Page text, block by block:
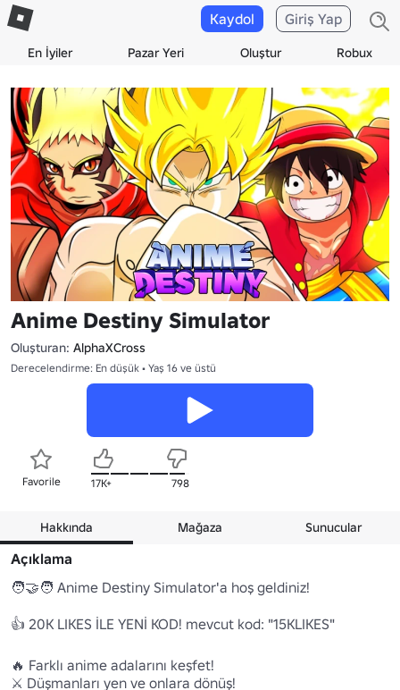
En İyiler Pazar Yeri Oluştur Robux
Kaydol Giriş Yap
Anime Destiny Simulator
Oluşturan: AlphaXCross
Derecelendirme: En düşük • Yaş 16 ve üstü
Favorile 17K+ 798
Hakkında Mağaza Sunucular
Açıklama
🧑‍🤝‍🧑 Anime Destiny Simulator'a hoş geldiniz!
👍 20K LIKES İLE YENİ KOD! mevcut kod: "15KLIKES"
🔥 Farklı anime adalarını keşfet!
⚔️ Düşmanları yen ve onlara dönüş!